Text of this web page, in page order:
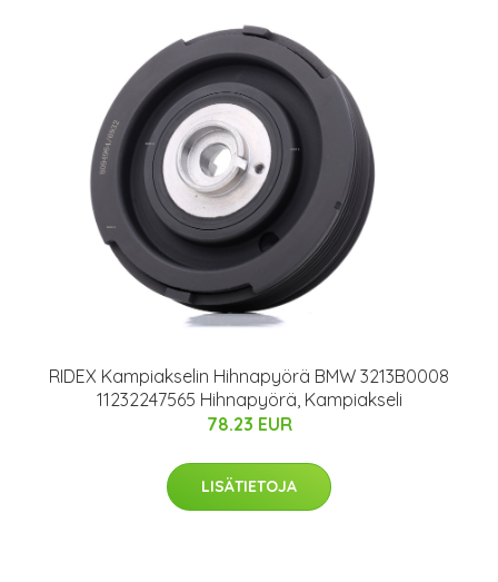
RIDEX Kampiakselin Hihnapyörä BMW 3213B0008
11232247565 Hihnapyörä, Kampiakseli
78.23 EUR
LISÄTIETOJA